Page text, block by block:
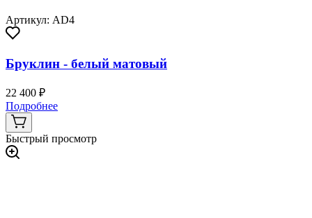
Артикул: AD4
Бруклин - белый матовый
22 400 ₽
Подробнее
Быстрый просмотр